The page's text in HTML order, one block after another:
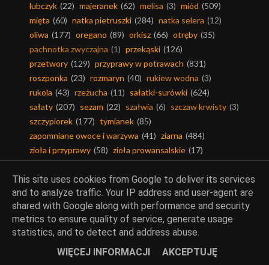
lubczyk (22) majeranek (62) melisa (3) miód (509)
mięta (60) natka pietruszki (284) natka selera (12)
oliwa (177) oregano (89) orkisz (66) otręby (35)
pachnotka zwyczajna (1) przekąski (126)
przetwory (129) przyprawy w potrawach (831)
roszponka (23) rozmaryn (40) rukiew wodna (3)
rukola (43) rzeżucha (11) sałatki-surówki (624)
sałaty (207) sezam (22) szałwia (6) szczaw krwisty (3)
szczypiorek (177) tymianek (85)
zapomniane owoce i warzywa (41) ziarna (484)
zioła i przyprawy (58) zioła prowansalskie (17)
zioła w potrawach (870)
Chleby, pieczywo
bagietki (8) bezglutenowo (89) chleby i bułeczki
This site uses cookies from Google to deliver its services
and to analyze traffic. Your IP address and user-agent are
shared with Google along with performance and security
metrics to ensure quality of service, generate usage
statistics, and to detect and address abuse.
WIĘCEJ INFORMACJI
AKCEPTUJĘ